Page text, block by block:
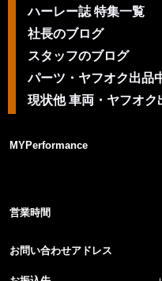
ハーレー誌 特集一覧
社長のブログ
スタッフのブログ
パーツ・ヤフオク出品
現状他 車両・ヤフオク
MYPerformance
営業時間
お問い合わせアドレス